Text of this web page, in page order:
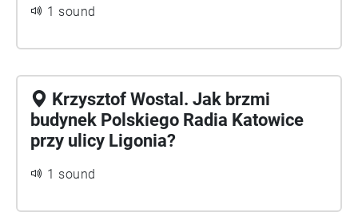
1 sound
Krzysztof Wostal. Jak brzmi
budynek Polskiego Radia Katowice
przy ulicy Ligonia?
1 sound